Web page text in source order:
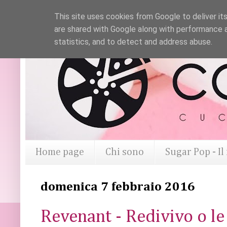
Home page Chi sono Sugar Pop -
domenica 7 febbraio 2016
Revenant - Redivivo o
This site uses cookies from Google to deliver
are shared with Google along with
statistics, and to detect and address abuse.